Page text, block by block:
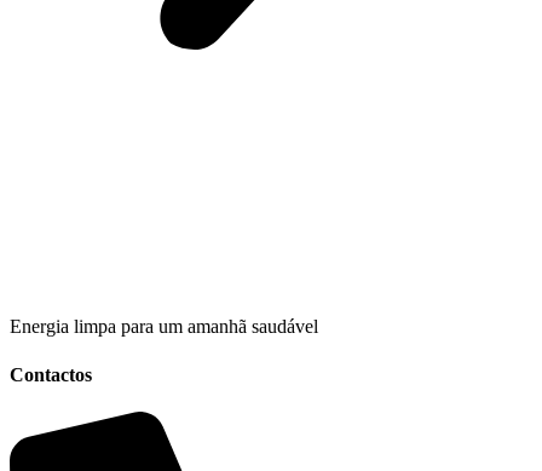
Energia limpa para um amanhã saudável
Contactos